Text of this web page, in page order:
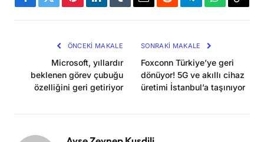
Facebook
TwitterPinterestLinkedInTumblrEmailRedditTelegramWhatsApp
ÖNCEKI MAKALE
Microsoft, yıllardır
beklenen görev çubuğu
özelliğini geri getiriyor
SONRAKI MAKALE
Foxconn Türkiye’ye geri
dönüyor! 5G ve akıllı cihaz
üretimi İstanbul’a taşınıyor